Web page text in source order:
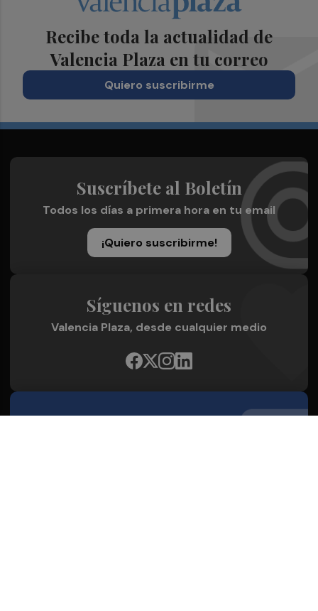
Recibe toda la actualidad de
Valencia Plaza en tu correo
Quiero suscribirme
Suscríbete al Boletín
Todos los días a primera hora en tu email
¡Quiero suscribirme!
Síguenos en redes
Valencia Plaza, desde cualquier medio
Quienes Somos